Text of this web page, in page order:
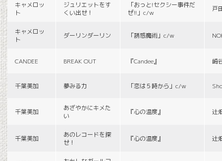
キャメロッ
ト
ジュリエットをす
くい出せ！
「おっと!セクシー事件だ
ぜ!!」c/w
戸
キャメロッ
ト
ダーリンダーリン 「誘惑魔術」c/w
CANDEE BREAK OUT 『Candee』 崎
千葉美加 夢みる力 「恋は５時から」c/w
千葉美加
あざやかにキメた
い
『心の温度』 辻
千葉美加
あのレコードを探
せ！
『心の温度』 辻